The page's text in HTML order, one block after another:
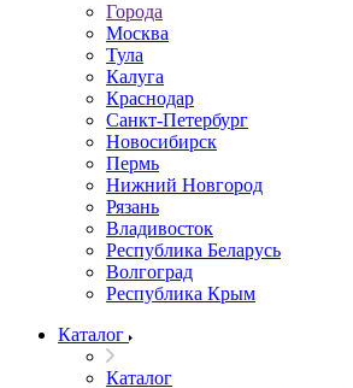
Города
Москва
Тула
Калуга
Краснодар
Санкт-Петербург
Новосибирск
Пермь
Нижний Новгород
Рязань
Владивосток
Республика Беларусь
Волгоград
Республика Крым
Каталог
Каталог